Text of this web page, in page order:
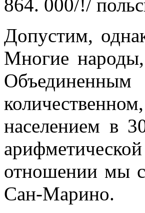
864. 000/!/
Допустим,
Многие
населением в
отношении мы
Сан-Марино.